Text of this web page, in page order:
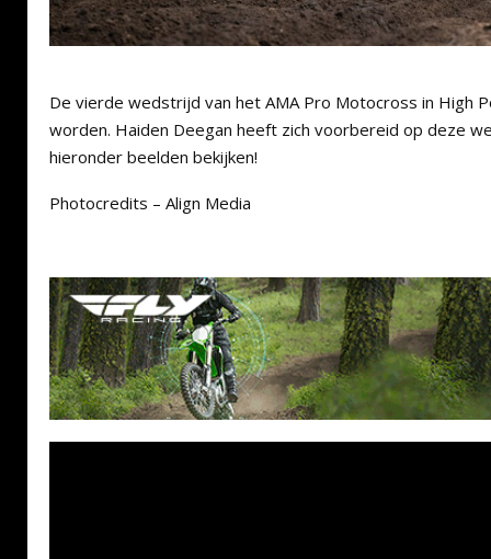
De vierde wedstrijd van het AMA Pro Motocross in High
worden. Haiden Deegan heeft zich voorbereid op deze
hieronder beelden bekijken!
Photocredits – Align Media